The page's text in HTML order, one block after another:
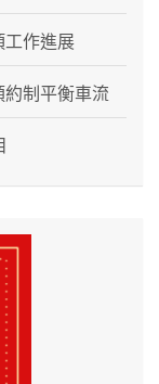
工作進展
制平衡車流